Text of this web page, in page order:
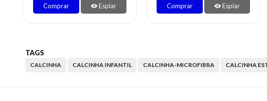
Comprar Espiar Comprar Espiar
TAGS
CALCINHA CALCINHA INFANTIL CALCINHA-MICROFIBRA CALCINHA